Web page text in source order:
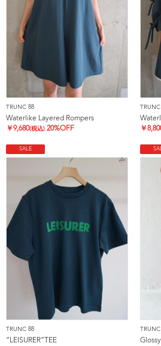
TRUNC 88
Waterlike Layered Rompers
￥9,680(税込) 20%OFF
TRUNC
￥
SALE
TRUNC 88
”LEISURER”TEE
TRUNC